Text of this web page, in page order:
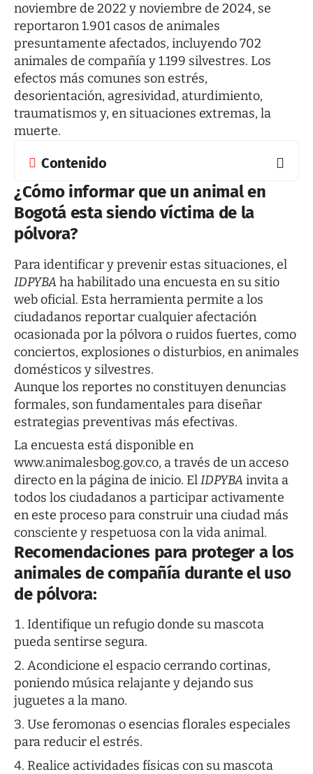
noviembre de 2022 y noviembre de 2024, se
reportaron 1.901 casos de animales
presuntamente afectados, incluyendo 702
animales de compañía y 1.199 silvestres. Los
efectos más comunes son estrés,
desorientación, agresividad, aturdimiento,
traumatismos y, en situaciones extremas, la
muerte.
Contenido
¿Cómo informar que un animal en
Bogotá esta siendo víctima de la
pólvora?
Para identificar y prevenir estas situaciones, el
IDPYBAha habilitado una encuesta en su sitio
web oficial. Esta herramienta permite a los
ciudadanos reportar cualquier afectación
ocasionada por la pólvora o ruidos fuertes, como
conciertos, explosiones o disturbios, en animales
domésticos y silvestres.
Aunque los reportes no constituyen denuncias
formales, son fundamentales para diseñar
estrategias preventivas más efectivas.
La encuesta está disponible en
www.animalesbog.gov.co, a través de un acceso
directo en la página de inicio. ElIDPYBAinvita a
todos los ciudadanos a participar activamente
en este proceso para construir una ciudad más
consciente y respetuosa con la vida animal.
Recomendaciones para proteger a los
animales de compañía durante el uso
de pólvora:
Identifique un refugio donde su mascota
pueda sentirse segura.
Acondicione el espacio cerrando cortinas,
poniendo música relajante y dejando sus
juguetes a la mano.
Use feromonas o esencias florales especiales
para reducir el estrés.
Realice actividades físicas con su mascota